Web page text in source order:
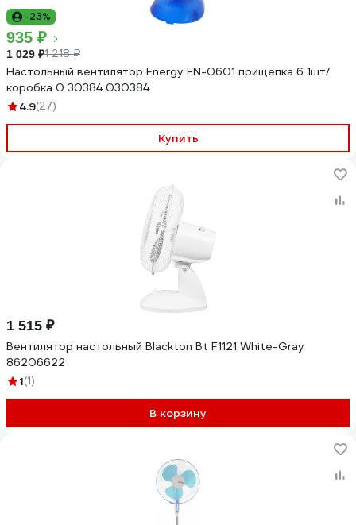
-23%
935 ₽
1 029 ₽1 218 ₽
Настольный вентилятор Energy EN-0601 прищепка 6 1шт/
коробка 0 30384 030384
4.9(27)
Купить
1 515 ₽
Вентилятор настольный Blackton Bt F1121 White-Gray
86206622
1(1)
В корзину